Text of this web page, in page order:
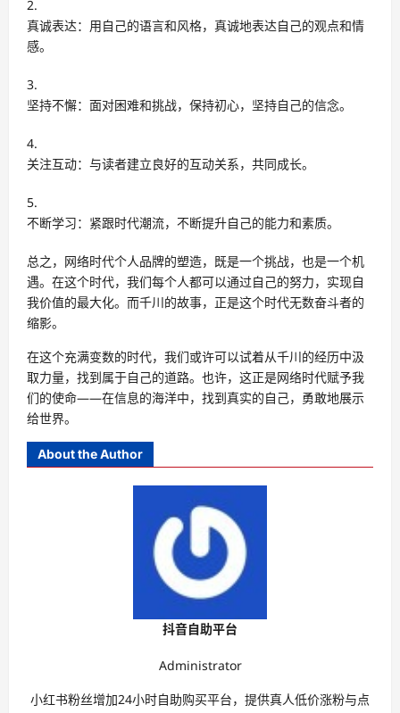
真诚表达：用自己的语言和风格，真诚地表达自己的观点和情
感。
坚持不懈：面对困难和挑战，保持初心，坚持自己的信念。
关注互动：与读者建立良好的互动关系，共同成长。
不断学习：紧跟时代潮流，不断提升自己的能力和素质。
总之，网络时代个人品牌的塑造，既是一个挑战，也是一个机
遇。在这个时代，我们每个人都可以通过自己的努力，实现自
我价值的最大化。而千川的故事，正是这个时代无数奋斗者的
缩影。
在这个充满变数的时代，我们或许可以试着从千川的经历中汲
取力量，找到属于自己的道路。也许，这正是网络时代赋予我
们的使命——在信息的海洋中，找到真实的自己，勇敢地展示
给世界。
About the Author
抖音自助平台
Administrator
小红书粉丝增加24小时自助购买平台，提供真人低价涨粉与点